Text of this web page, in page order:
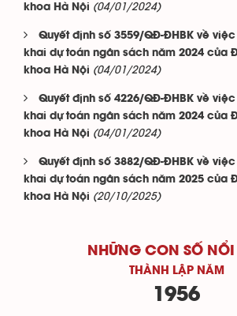
khoa Hà Nội (04/01/2024)
Quyết định số 3559/QĐ-ĐHBK về
khai dự toán ngân sách năm 2024 của
khoa Hà Nội (04/01/2024)
Quyết định số 4226/QĐ-ĐHBK về
khai dự toán ngân sách năm 2024 của
khoa Hà Nội (04/01/2024)
Quyết định số 3882/QĐ-ĐHBK về
khai dự toán ngân sách năm 2025 của
khoa Hà Nội (20/10/2025)
NHỮNG CON SỐ NỔI
THÀNH LẬP NĂM
1956